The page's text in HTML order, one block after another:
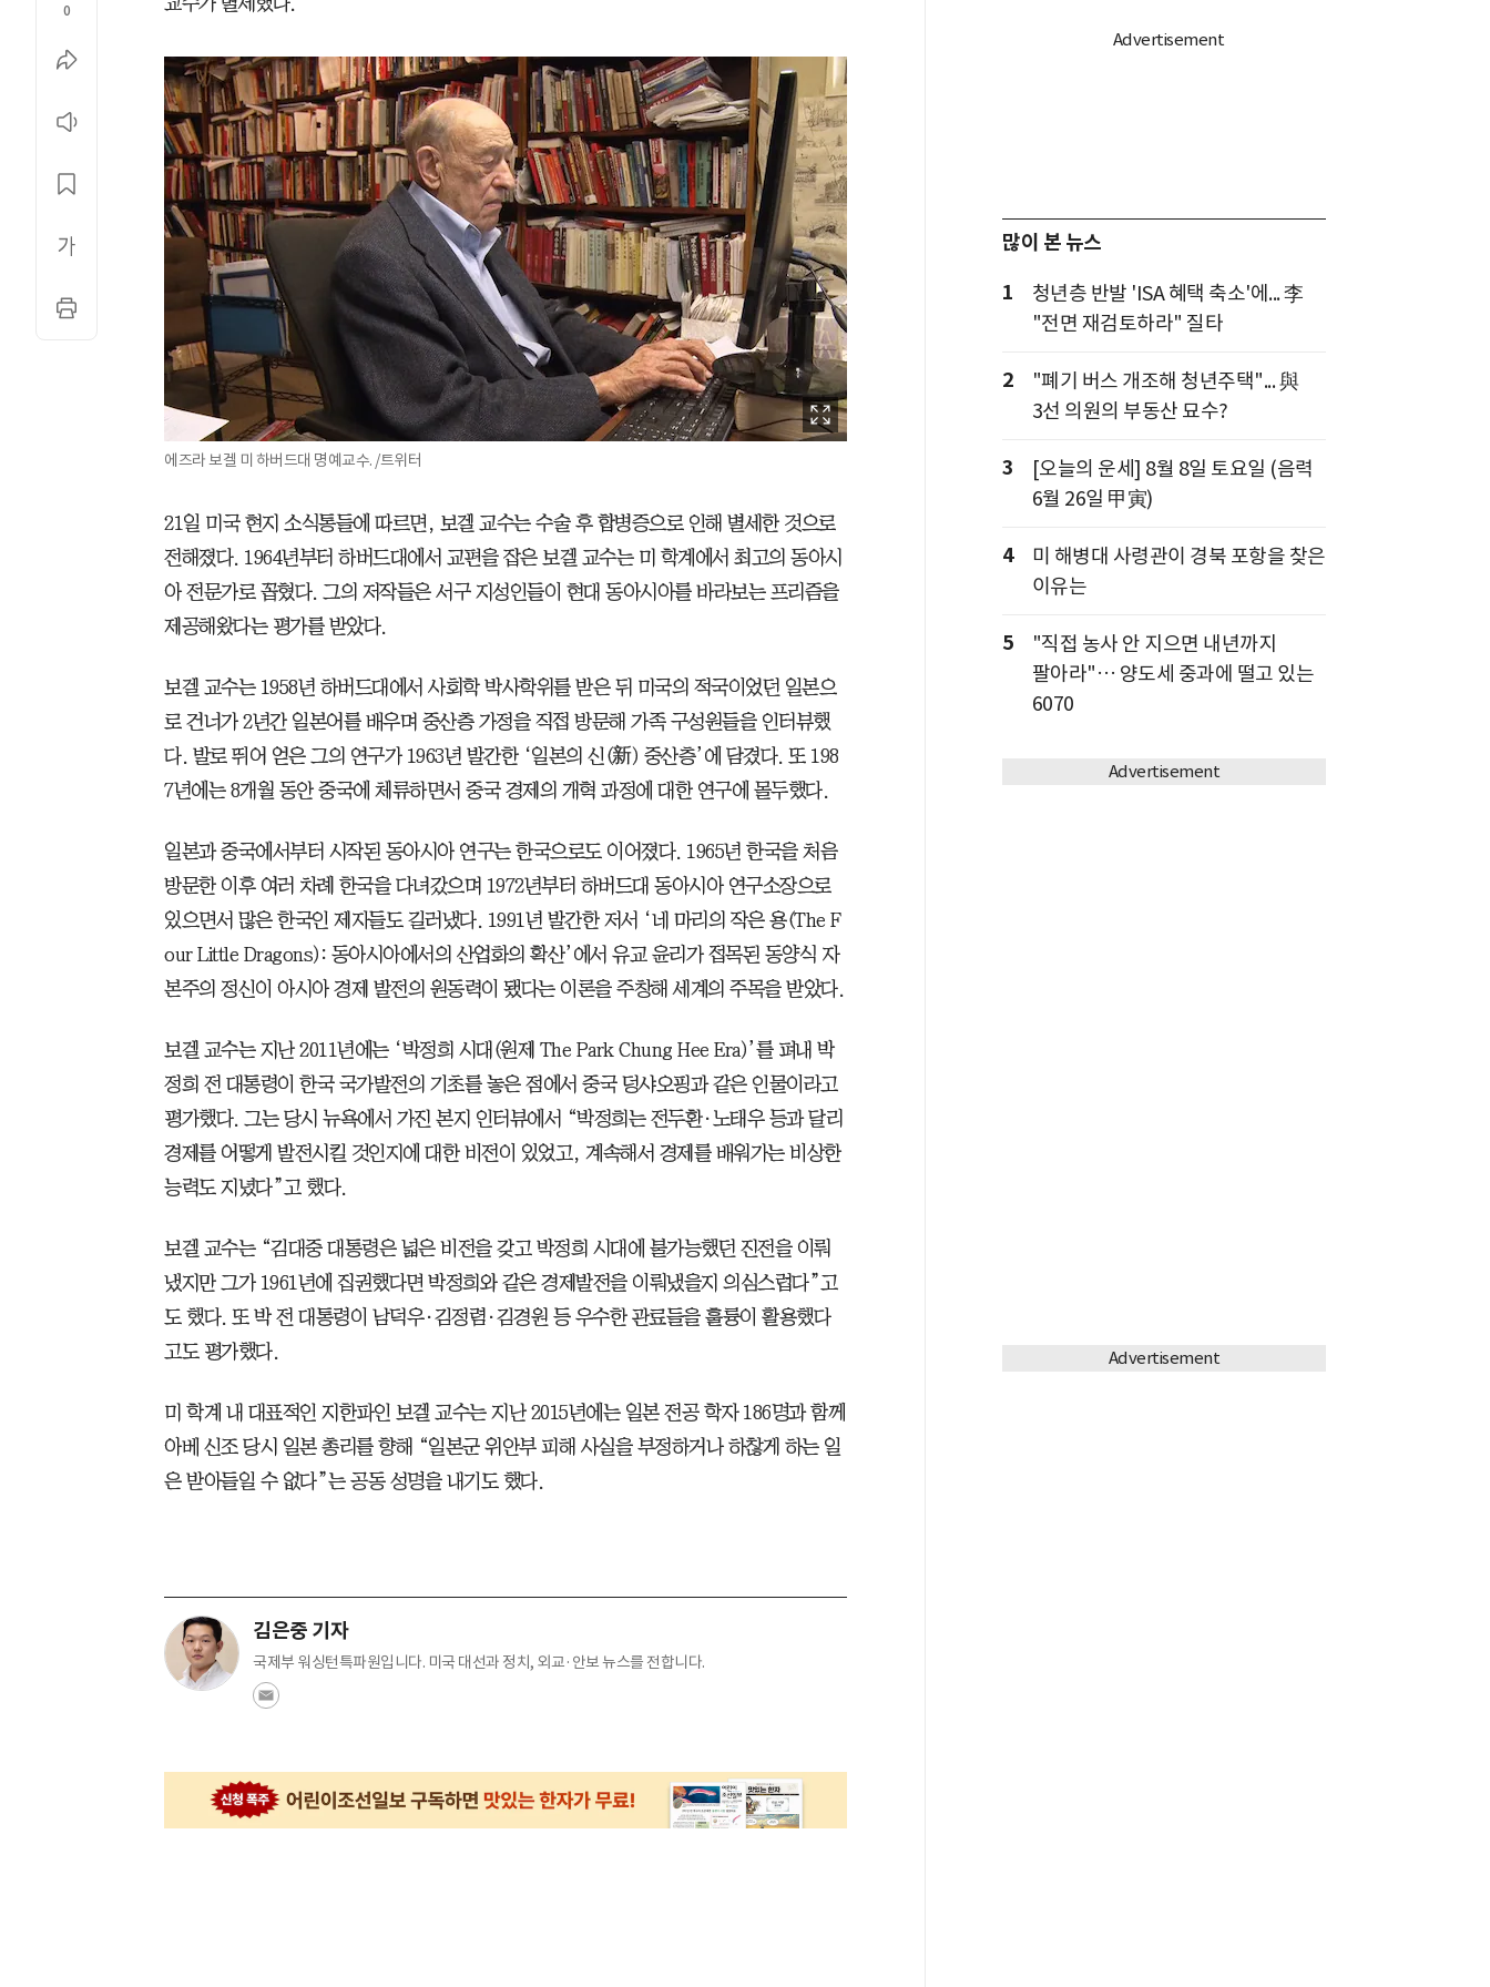
0
에즈라 보겔 미 하버드대 명예교수. /트위터
21일 미국 현지 소식통들에 따르면, 보겔 교수는 수술 후 합병증으로 인해 별세한 것으로
전해졌다. 1964년부터 하버드대에서 교편을 잡은 보겔 교수는 미 학계에서 최고의 동아시
아 전문가로 꼽혔다. 그의 저작들은 서구 지성인들이 현대 동아시아를 바라보는 프리즘을
제공해왔다는 평가를 받았다.
보겔 교수는 1958년 하버드대에서 사회학 박사학위를 받은 뒤 미국의 적국이었던 일본으
로 건너가 2년간 일본어를 배우며 중산층 가정을 직접 방문해 가족 구성원들을 인터뷰했
다. 발로 뛰어 얻은 그의 연구가 1963년 발간한 ‘일본의 신(新) 중산층’에 담겼다. 또 198
7년에는 8개월 동안 중국에 체류하면서 중국 경제의 개혁 과정에 대한 연구에 몰두했다.
일본과 중국에서부터 시작된 동아시아 연구는 한국으로도 이어졌다. 1965년 한국을 처음
방문한 이후 여러 차례 한국을 다녀갔으며 1972년부터 하버드대 동아시아 연구소장으로
있으면서 많은 한국인 제자들도 길러냈다. 1991년 발간한 저서 ‘네 마리의 작은 용(The F
our Little Dragons): 동아시아에서의 산업화의 확산’에서 유교 윤리가 접목된 동양식 자
본주의 정신이 아시아 경제 발전의 원동력이 됐다는 이론을 주창해 세계의 주목을 받았다.
보겔 교수는 지난 2011년에는 ‘박정희 시대(원제 The Park Chung Hee Era)’를 펴내 박
정희 전 대통령이 한국 국가발전의 기초를 놓은 점에서 중국 덩샤오핑과 같은 인물이라고
평가했다. 그는 당시 뉴욕에서 가진 본지 인터뷰에서 “박정희는 전두환·노태우 등과 달리
경제를 어떻게 발전시킬 것인지에 대한 비전이 있었고, 계속해서 경제를 배워가는 비상한
능력도 지녔다”고 했다.
보겔 교수는 “김대중 대통령은 넓은 비전을 갖고 박정희 시대에 불가능했던 진전을 이뤄
냈지만 그가 1961년에 집권했다면 박정희와 같은 경제발전을 이뤄냈을지 의심스럽다”고
도 했다. 또 박 전 대통령이 남덕우·김정렴·김경원 등 우수한 관료들을 훌륭이 활용했다
고도 평가했다.
미 학계 내 대표적인 지한파인 보겔 교수는 지난 2015년에는 일본 전공 학자 186명과 함께
아베 신조 당시 일본 총리를 향해 “일본군 위안부 피해 사실을 부정하거나 하찮게 하는 일
은 받아들일 수 없다”는 공동 성명을 내기도 했다.
김은중 기자
국제부 워싱턴특파원입니다. 미국 대선과 정치, 외교·안보 뉴스를 전합니다.
많이 본 뉴스
1
청년층 반발 'ISA 혜택 축소'에... 李
"전면 재검토하라" 질타
2
"폐기 버스 개조해 청년주택"... 與
3선 의원의 부동산 묘수?
3
[오늘의 운세] 8월 8일 토요일 (음력
6월 26일 甲寅)
4
미 해병대 사령관이 경북 포항을 찾은
이유는
5
"직접 농사 안 지으면 내년까지
팔아라"… 양도세 중과에 떨고 있는
6070